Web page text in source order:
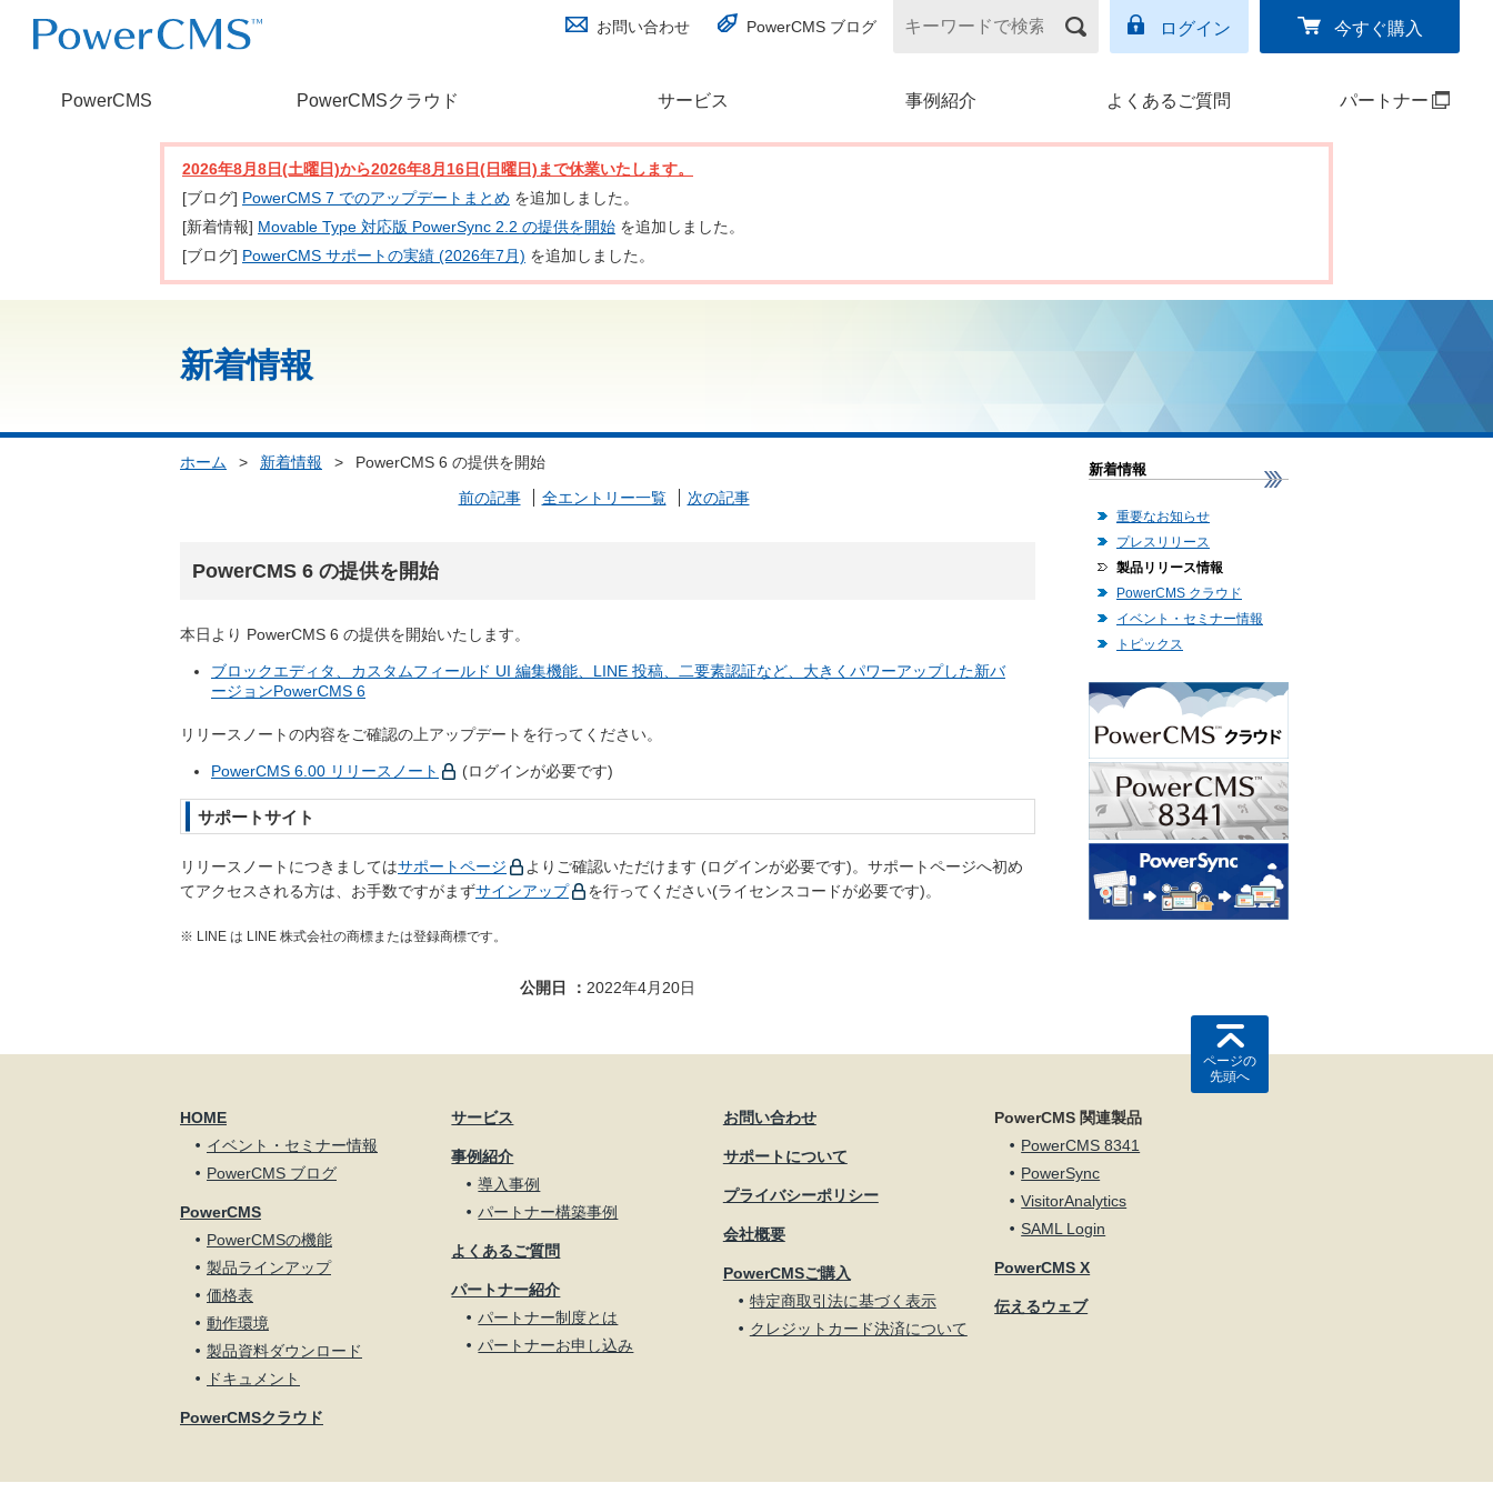
お問い合わせ PowerCMS ブログ ログイン 今すぐ購入
PowerCMS PowerCMSクラウド サービス 事例紹介 よくあるご質問 パートナー
(別ウィンドウで開く)
2026年8月8日(土曜日)から2026年8月16日(日曜日)まで休業いたします。
[ブログ] PowerCMS 7 でのアップデートまとめ を追加しました。
[新着情報] Movable Type 対応版 PowerSync 2.2 の提供を開始 を追加しました。
[ブログ] PowerCMS サポートの実績 (2026年7月) を追加しました。
新着情報
ホーム > 新着情報 >
PowerCMS 6 の提供を開始
前の記事
全エントリー一覧 次の記事
PowerCMS 6 の提供を開始
本日より PowerCMS 6 の提供を開始いたします。
ブロックエディタ、カスタムフィールド UI 編集機能、LINE 投稿、二要素認証など、大きくパワーアップした新バ
ージョンPowerCMS 6
リリースノートの内容をご確認の上アップデートを行ってください。
PowerCMS 6.00 リリースノート (ログインが必要です)
サポートサイト
リリースノートにつきましてはサポートページ
よりご確認いただけます (ログインが必要です)。サポートページへ初め
てアクセスされる方は、お手数ですがまずサインアップ を行ってください(ライセンスコードが必要です)。
※ LINE は LINE 株式会社の商標または登録商標です。
公開日 2022年4月20日
新着情報
重要なお知らせ
プレスリリース
製品リリース情報
PowerCMS クラウド
イベント・セミナー情報
トピックス
ページの
先頭へ
HOME
イベント・セミナー情報
PowerCMS ブログ
PowerCMS
PowerCMSの機能
製品ラインアップ
価格表
動作環境
製品資料ダウンロード
ドキュメント
PowerCMSクラウド
サービス
事例紹介
導入事例
パートナー構築事例
よくあるご質問
パートナー紹介
パートナー制度とは
パートナーお申し込み
お問い合わせ
サポートについて
プライバシーポリシー
会社概要
PowerCMSご購入
特定商取引法に基づく表示
クレジットカード決済について
PowerCMS 関連製品
PowerCMS 8341
PowerSync
VisitorAnalytics
SAML Login
PowerCMS X
伝えるウェブ